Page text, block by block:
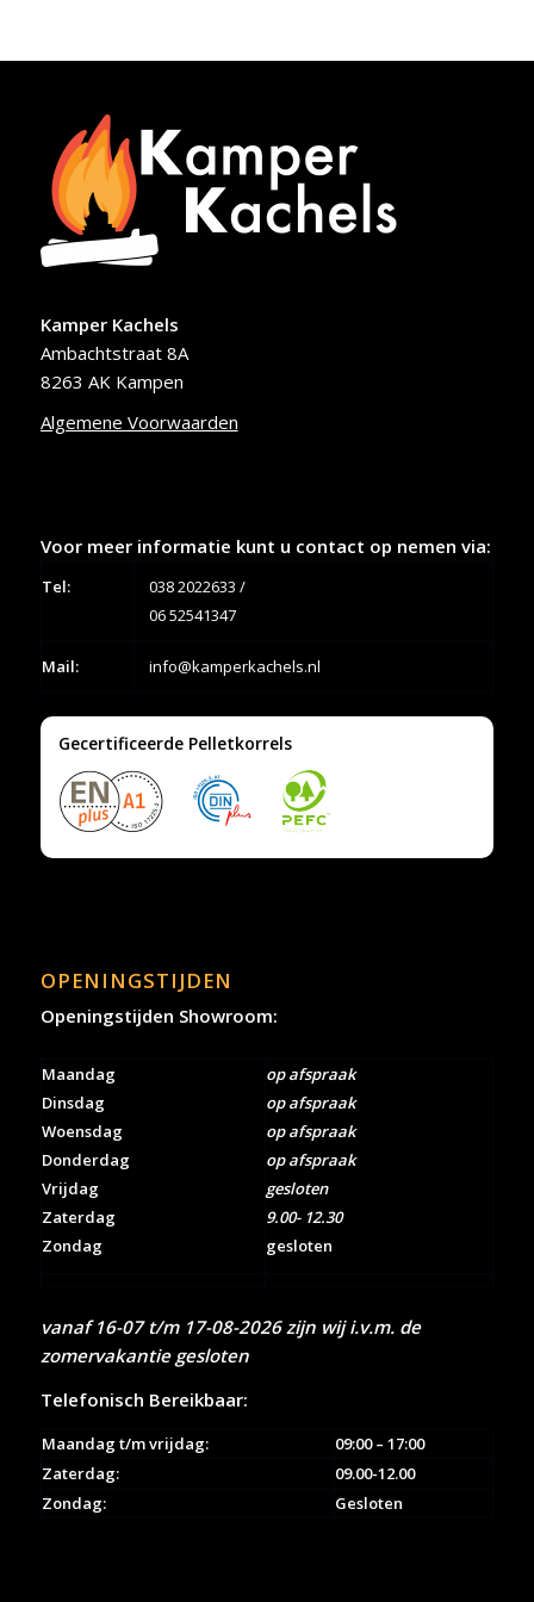
Kamper Kachels
Ambachtstraat 8A
8263 AK Kampen
Algemene Voorwaarden
Voor meer informatie kunt u contact op nemen via:
Tel: 038 2022633 /
06 52541347
Mail: info@kamperkachels.nl
Gecertificeerde Pelletkorrels
OPENINGSTIJDEN
Openingstijden Showroom:
Maandag
Dinsdag
Woensdag
Donderdag
Vrijdag
Zaterdag
Zondag
op afspraak
op afspraak
op afspraak
op afspraak
gesloten
9.00- 12.30
gesloten
vanaf 16-07 t/m 17-08-2026 zijn wij i.v.m. de
zomervakantie gesloten
Telefonisch Bereikbaar:
Maandag t/m vrijdag:
09:00 – 17:00
Zaterdag:
09.00-12.00
Zondag:
Gesloten